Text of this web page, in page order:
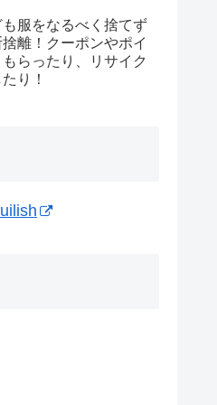
服をなるべく捨てず
捨離！クーポンやポイ
もらったり、リサイク
り！